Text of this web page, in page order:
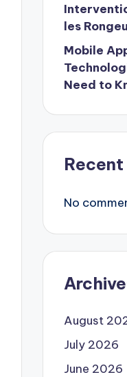
les
Mobile
Need to
No
August
July 2026
June 2026